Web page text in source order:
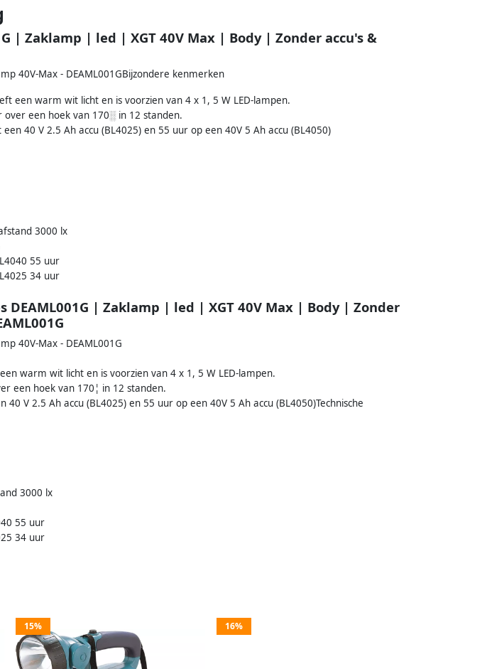
| Zaklamp | led | XGT 40V Max | Body | Zonder accu's &
40V-Max - DEAML001GBijzondere kenmerken
een warm wit licht en is voorzien van 4 x 1, 5 W LED-lampen.
over een hoek van 170░ in 12 standen.
40 V 2.5 Ah accu (BL4025) en 55 uur op een 40V 5 Ah accu (BL4050)
3000 lx
55 uur
34 uur
DEAML001G | Zaklamp | led | XGT 40V Max | Body | Zonder
40V-Max - DEAML001G
warm wit licht en is voorzien van 4 x 1, 5 W LED-lampen.
een hoek van 170¦ in 12 standen.
V 2.5 Ah accu (BL4025) en 55 uur op een 40V 5 Ah accu (BL4050)Technische
3000 lx
55 uur
34 uur
15% 16%